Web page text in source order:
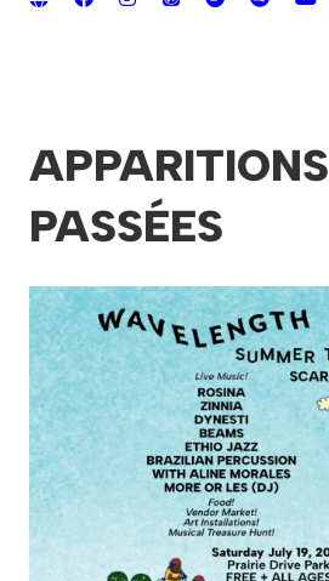
APPARITIONS
PASSÉES